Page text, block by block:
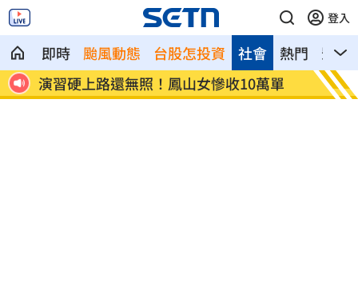
登入
即時 颱風動態 台股怎投資 熱門 影音
社會
孫易磊登板2局2K無失分！ 飆156公里火
球
直擊
嗨翻